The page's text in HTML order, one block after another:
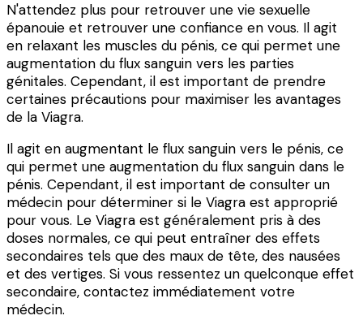
N'attendez plus pour retrouver une vie sexuelle
épanouie et retrouver une confiance en vous. Il agit
en relaxant les muscles du pénis, ce qui permet une
augmentation du flux sanguin vers les parties
génitales. Cependant, il est important de prendre
certaines précautions pour maximiser les avantages
de la Viagra.
Il agit en augmentant le flux sanguin vers le pénis, ce
qui permet une augmentation du flux sanguin dans le
pénis. Cependant, il est important de consulter un
médecin pour déterminer si le Viagra est approprié
pour vous. Le Viagra est généralement pris à des
doses normales, ce qui peut entraîner des effets
secondaires tels que des maux de tête, des nausées
et des vertiges. Si vous ressentez un quelconque effet
secondaire, contactez immédiatement votre
médecin.